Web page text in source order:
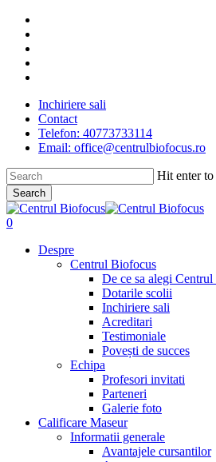
Skip
main
content
Inchiriere sali
Contact
Telefon: 40773733114
Email: office@centrulbiofocus.ro
Hit enter to
Search
Close
Search
search
0
Despre
Centrul Biofocus
De ce sa alegi
Dotarile scolii
Inchiriere sali
Acreditari
Testimoniale
Povești de succes
Echipa
Profesori invitati
Parteneri
Galerie foto
Calificare Maseur
Informatii generale
Avantajele cursantilor